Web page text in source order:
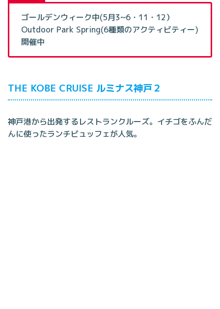
ゴールデンウィーク中(5月3~6・11・12）
Outdoor Park Spring(6種類のアクティビティー)
開催中
THE KOBE CRUISE ルミナス神戸２
神戸港から出発するレストランクルーズ。イチゴをふんだ
んに使ったランチビュッフェが人気。